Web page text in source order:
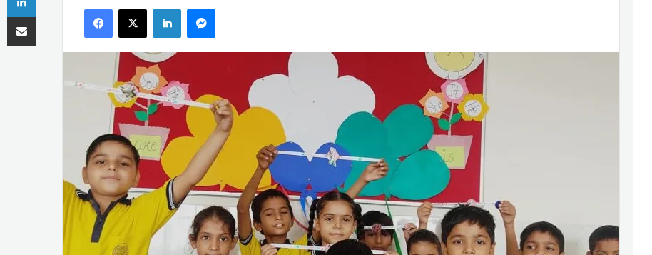
email
Facebook
X LinkedInMessenger
Share via Email